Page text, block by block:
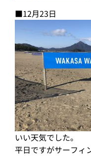
■12月23日
いい天気でした。
平日ですがサーフィ